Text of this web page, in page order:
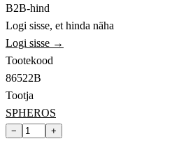
B2B-hind
Logi sisse, et hinda näha
Logi sisse →
Tootekood
86522B
Tootja
SPHEROS
− +